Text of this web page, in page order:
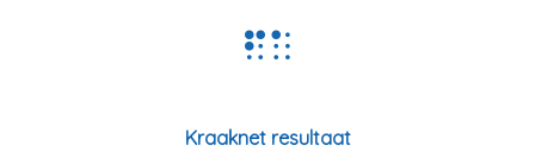
Kraaknet resultaat